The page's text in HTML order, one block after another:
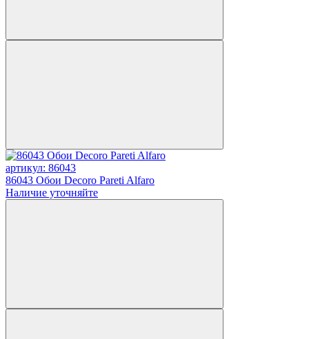
артикул: 86043
86043 Обои Decoro Pareti Alfaro
Наличие уточняйте